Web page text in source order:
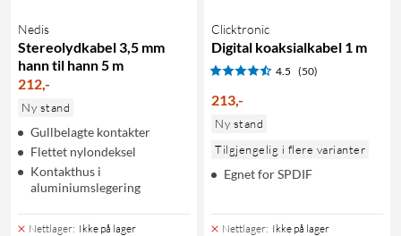
Nedis
Stereolydkabel 3,5 mm
hann til hann 5 m
212,-
Ny stand
Gullbelagte kontakter
Flettet nylondeksel
Kontakthus i
aluminiumslegering
Nettlager: Ikke på lager
Clicktronic
Digital koaksialkabel 1 m
4.5 (50)
213,-
Ny stand
Tilgjengelig i flere varianter
Egnet for SPDIF
Nettlager: Ikke på lager